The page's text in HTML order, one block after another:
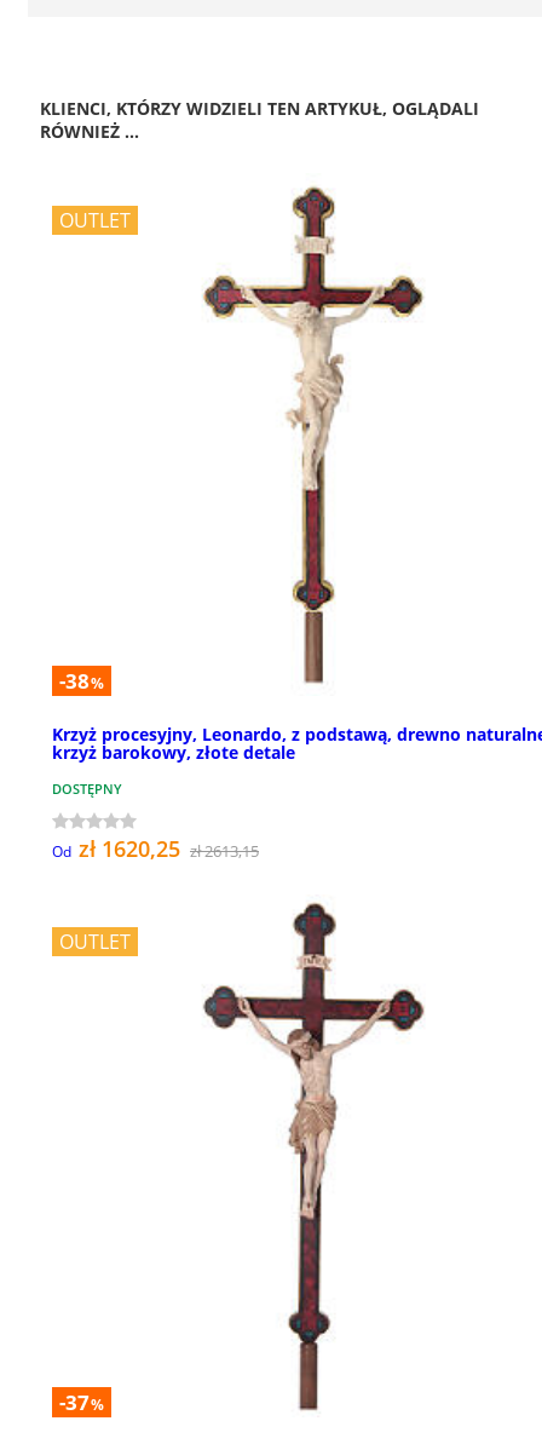
KLIENCI, KTÓRZY WIDZIELI TEN ARTYKUŁ, OGLĄDALI
RÓWNIEŻ ...
OUTLET
-38%
Krzyż procesyjny, Leonardo, z podstawą, drewno
krzyż barokowy, złote detale
DOSTĘPNY
Od zł 1620,25 zł 2613,15
OUTLET
-37%